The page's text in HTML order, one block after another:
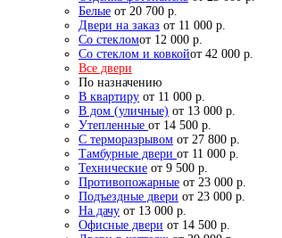
Белые от 20 700 р.
Двери на заказ от 11 000 р.
Со стекломот 12 000 р.
Со стеклом и ковкойот 42 000 р.
Все двери
По назначению
В квартиру от 11 000 р.
В дом (уличные) от 13 000 р.
Утепленные от 14 500 р.
С терморазрывом от 27 800 р.
Тамбурные двери от 11 000 р.
Технические от 9 500 р.
Противопожарные от 23 000 р.
Подъездные двери от 23 000 р.
На дачу от 13 000 р.
Офисные двери от 14 500 р.